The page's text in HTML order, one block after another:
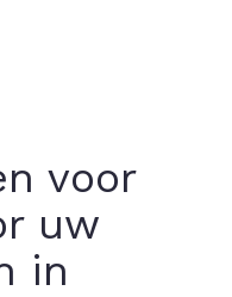
voor
uw
in